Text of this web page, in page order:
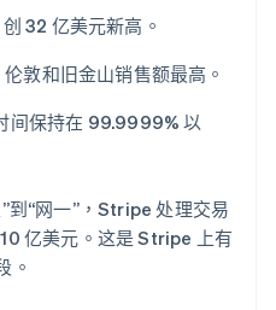
Marketplace
32 亿美元新高。
敦和旧金山销售额最高。
间保持在 99.9999% 以
“网一”，Stripe 处理交易
亿美元。这是 Stripe 上有
。